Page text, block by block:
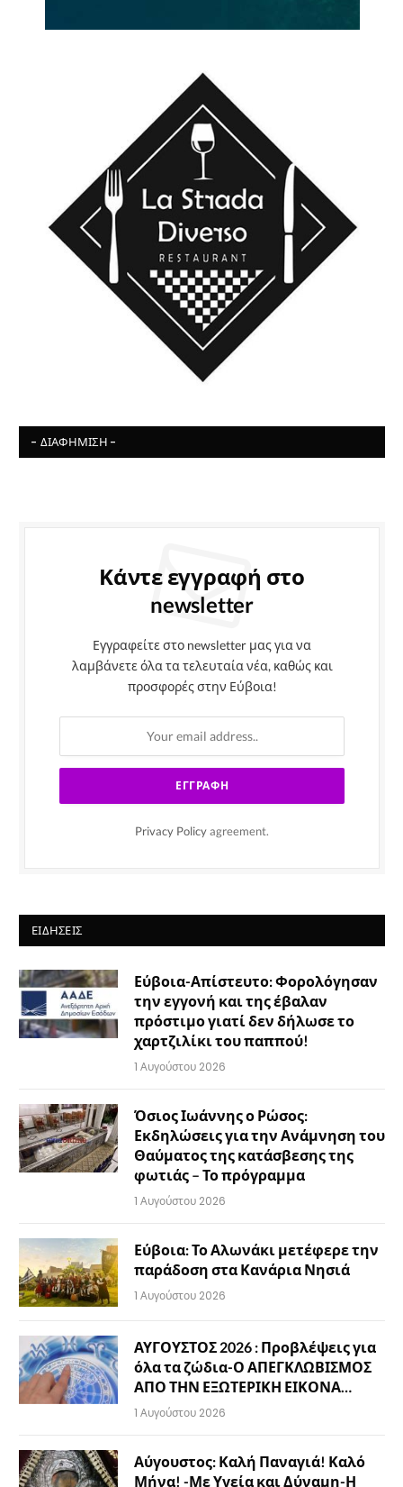
- ΔΙΑΦΉΜΙΣΗ -
Κάντε εγγραφή στο
newsletter
Εγγραφείτε στο newsletter μας για να
λαμβάνετε όλα τα τελευταία νέα, καθώς και
προσφορές στην Εύβοια!
Privacy Policy agreement.
ΕΙΔΉΣΕΙΣ
Εύβοια-Απίστευτο: Φορολόγησαν
την εγγονή και της έβαλαν
πρόστιμο γιατί δεν δήλωσε το
χαρτζιλίκι του παππού!
1 Αυγούστου 2026
Όσιος Ιωάννης ο Ρώσος:
Εκδηλώσεις για την Ανάμνηση του
Θαύματος της κατάσβεσης της
φωτιάς – Το πρόγραμμα
1 Αυγούστου 2026
Εύβοια: Το Αλωνάκι μετέφερε την
παράδοση στα Κανάρια Νησιά
1 Αυγούστου 2026
ΑΥΓΟΥΣΤΟΣ 2026 : Προβλέψεις για
όλα τα ζώδια-Ο ΑΠΕΓΚΛΩΒΙΣΜΟΣ
ΑΠΟ ΤΗΝ ΕΞΩΤΕΡΙΚΗ ΕΙΚΟΝΑ…
1 Αυγούστου 2026
Αύγουστος: Καλή Παναγιά! Καλό
Μήνα! -Με Υγεία και Δύναμη-Η